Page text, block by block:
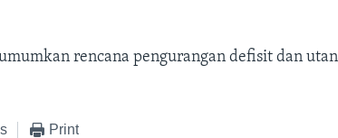
rencana pengurangan defisit dan
Print